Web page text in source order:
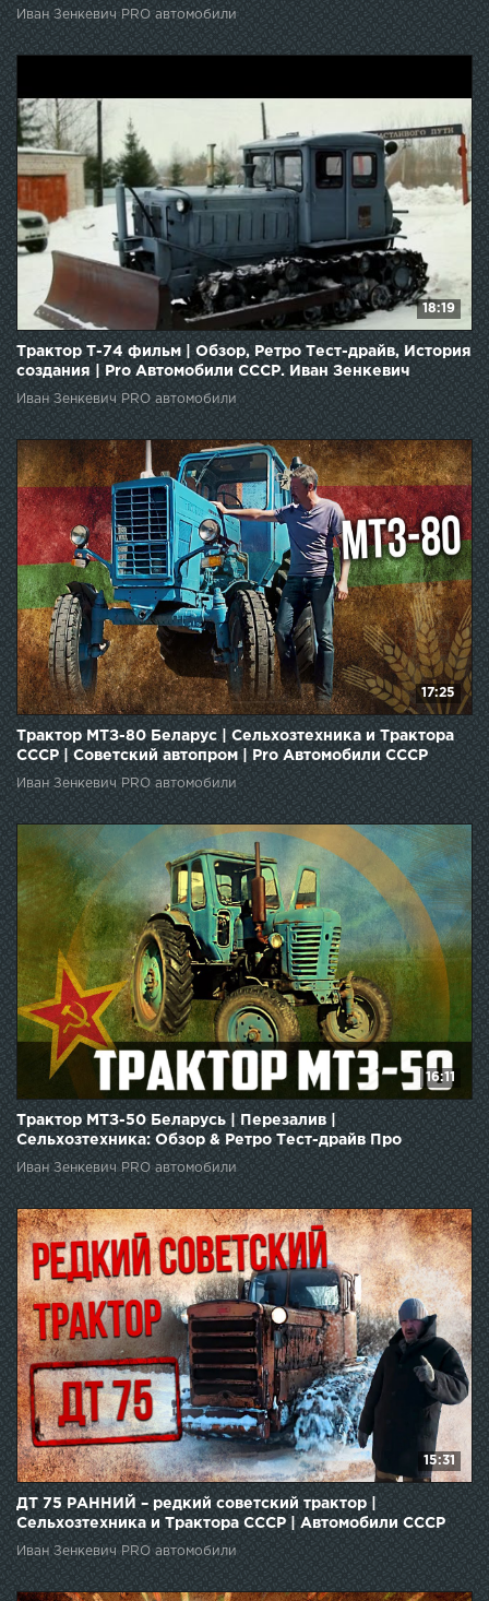
Иван Зенкевич PRO автомобили
18:19
Трактор Т-74 фильм | Обзор, Ретро Тест-драйв, История
создания | Pro Автомобили СССР. Иван Зенкевич
Иван Зенкевич PRO автомобили
17:25
Трактор МТЗ-80 Беларус | Сельхозтехника и Трактора
СССР | Советский автопром | Pro Автомобили СССР
Иван Зенкевич PRO автомобили
16:11
Трактор МТЗ-50 Беларусь | Перезалив |
Сельхозтехника: Обзор & Ретро Тест-драйв Про
автомобили
Иван Зенкевич PRO автомобили
15:31
ДТ 75 РАННИЙ – редкий советский трактор |
Сельхозтехника и Трактора СССР | Автомобили СССР
Иван Зенкевич PRO автомобили